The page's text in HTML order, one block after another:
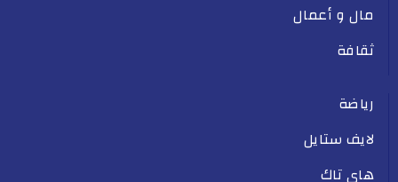
مال و أعمال
ثقافة
رياضة
لايف ستايل
هاي تاك